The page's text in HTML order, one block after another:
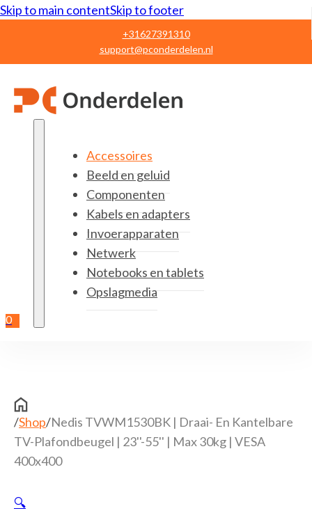
Skip to main contentSkip to footer
+31627391310
support@pconderdelen.nl
0
Accessoires
Beeld en geluid
Componenten
Kabels en adapters
Invoerapparaten
Netwerk
Notebooks en tablets
Opslagmedia
/Shop/Nedis TVWM1530BK | Draai- En Kantelbare
TV-Plafondbeugel | 23''-55'' | Max 30kg | VESA
400x400
🔍